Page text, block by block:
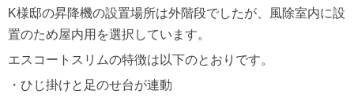
K様邸の昇降機の設置場所は外階段でしたが、風除室内に設
置のため屋内用を選択しています。
エスコートスリムの特徴は以下のとおりです。
・ひじ掛けと足のせ台が連動